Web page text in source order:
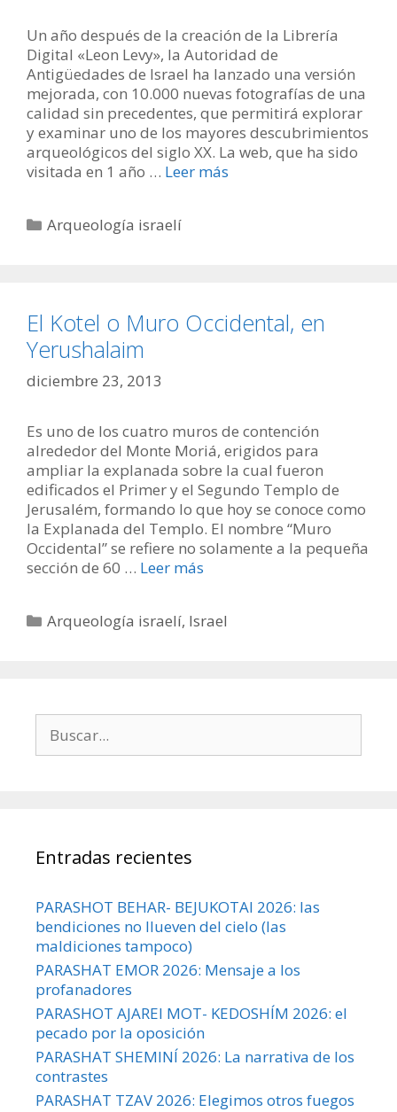
Un año después de la creación de la Librería
Digital «Leon Levy», la Autoridad de
Antigüedades de Israel ha lanzado una versión
mejorada, con 10.000 nuevas fotografías de una
calidad sin precedentes, que permitirá explorar
y examinar uno de los mayores descubrimientos
arqueológicos del siglo XX. La web, que ha sido
visitada en 1 año … Leer más
Categorías
Arqueología israelí
El Kotel o Muro Occidental, en
Yerushalaim
diciembre 23, 2013
Es uno de los cuatro muros de contención
alrededor del Monte Moriá, erigidos para
ampliar la explanada sobre la cual fueron
edificados el Primer y el Segundo Templo de
Jerusalém, formando lo que hoy se conoce como
la Explanada del Templo. El nombre “Muro
Occidental” se refiere no solamente a la pequeña
sección de 60 … Leer más
Categorías
Arqueología israelí, Israel
Entradas recientes
PARASHOT BEHAR- BEJUKOTAI 2026: las
bendiciones no llueven del cielo (las
maldiciones tampoco)
PARASHAT EMOR 2026: Mensaje a los
profanadores
PARASHOT AJAREI MOT- KEDOSHÍM 2026: el
pecado por la oposición
PARASHAT SHEMINÍ 2026: La narrativa de los
contrastes
PARASHAT TZAV 2026: Elegimos otros fuegos